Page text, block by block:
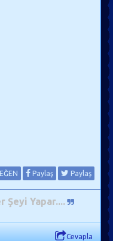
Paylaş Paylaş
Şeyi Yapar....
Cevapla